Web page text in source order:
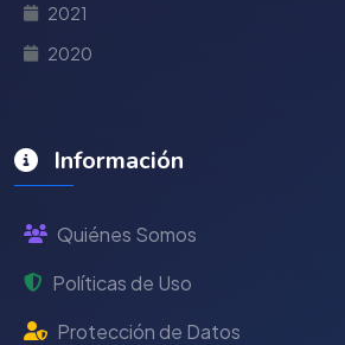
2021
2020
Información
Quiénes Somos
Políticas de Uso
Protección de Datos